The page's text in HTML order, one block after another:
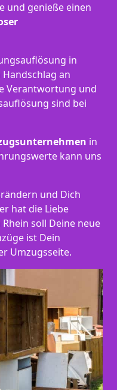
und genieße einen
in
an
Verantwortung und
sind bei
in
kann uns
und Dich
hat die Liebe
soll Deine neue
ist Dein
Umzugsseite.